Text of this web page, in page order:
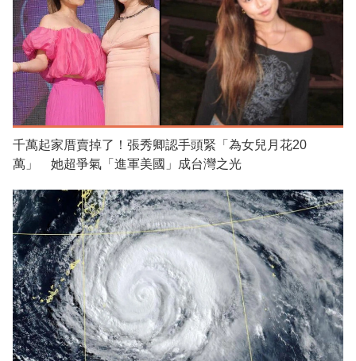
千萬起家厝賣掉了！張秀卿認手頭緊「為女兒月花20
萬」 她超爭氣「進軍美國」成台灣之光